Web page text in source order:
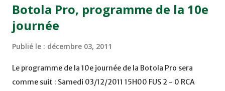
Botola Pro, programme de la 10e
journée
Publié le : décembre 03, 2011
Le programme de la 10e journée de la Botola Pro sera
comme suit : Samedi 03/12/2011 15H00 FUS 2 - 0 RCA